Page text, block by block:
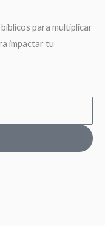
para multiplicar
impactar tu